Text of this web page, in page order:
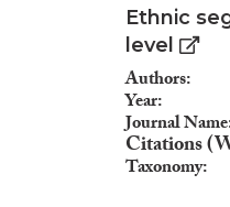
Ethnic
level
Authors
Year
Journal Name
Citations
Taxonomy